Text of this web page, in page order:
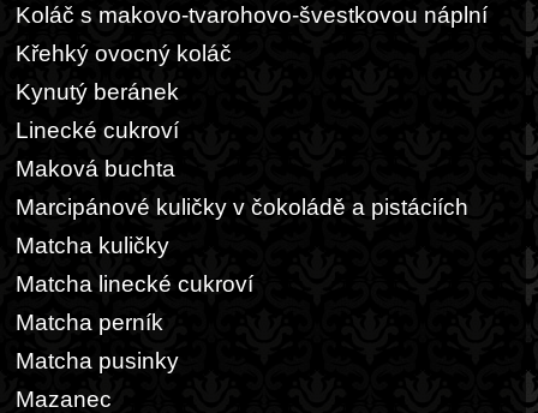
Koláč s makovo-tvarohovo-švestkovou náplní
Křehký ovocný koláč
Kynutý beránek
Linecké cukroví
Maková buchta
Marcipánové kuličky v čokoládě a pistáciích
Matcha kuličky
Matcha linecké cukroví
Matcha perník
Matcha pusinky
Mazanec